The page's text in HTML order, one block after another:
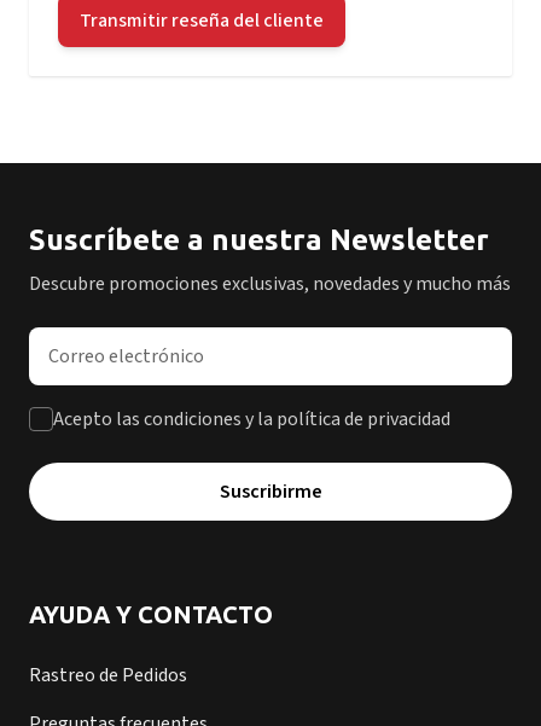
Transmitir reseña del cliente
Suscríbete a nuestra Newsletter
Descubre promociones exclusivas, novedades y mucho más
Dirección de correo electrónico
Acepto las condiciones y la política de privacidad
Suscribirme
AYUDA Y CONTACTO
Rastreo de Pedidos